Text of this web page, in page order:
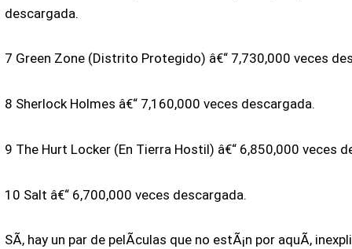
descargada.
7 Green Zone (Distrito Protegido) â€“ 7,730,000 veces
8 Sherlock Holmes â€“ 7,160,000 veces descargada.
9 The Hurt Locker (En Tierra Hostil) â€“ 6,850,000 veces
10 Salt â€“ 6,700,000 veces descargada.
SÃ­, hay un par de pelÃ­culas que no estÃ¡n por aquÃ­,